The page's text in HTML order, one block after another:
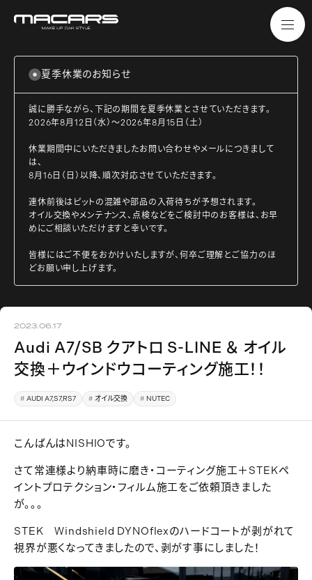
夏季休業のお知らせ
誠に勝手ながら、下記の期間を夏季休業とさせていただきます。
2026年8月12日（水）～2026年8月15日（土）
休業期間中にいただきましたお問い合わせやメールにつきまして
は、
8月16日（日）以降、順次対応させていただきます。
連休前後はピットの混雑や部品の入荷待ちが予想されます。
オイル交換やメンテナンス、点検などをご検討中のお客様は、お早
めにご相談いただけますと幸いです。
皆様にはご不便をおかけいたしますが、何卒ご理解とご協力のほ
どお願い申し上げます。
2023.06.17
Audi A7/SB クアトロ S-LINE ＆ オイル
交換＋ウインドウコーティング施工！！
AUDI A7,S7,RS7 オイル交換 NUTEC
こんばんはNISHIOです。
さて常連様より納車時に磨き・コーティング施工＋STEKペ
イントプロテクション・フィルム施工をご依頼頂きました
が。。。
STEK Windshield DYNOflexのハードコートが剥がれて
視界が悪くなってきましたので、剥がす事にしました！